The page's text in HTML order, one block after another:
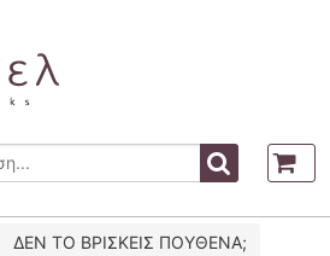
ΔΕΝ ΤΟ ΒΡΙΣΚΕΙΣ ΠΟΥΘΕΝΑ;